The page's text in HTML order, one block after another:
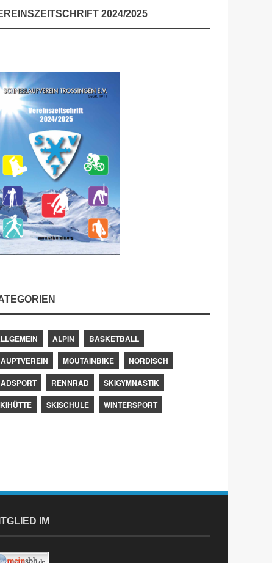
2024/2025
ALPIN
BASKETBALL
MOUTAINBIKE
NORDISCH
RENNRAD
SKIGYMNASTIK
SKISCHULE WINTERSPORT
IM